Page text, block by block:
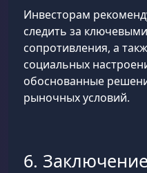
Инвесторам
следить за
сопротивления, а
социальных
обоснованные
рыночных условий.
6. Заключение